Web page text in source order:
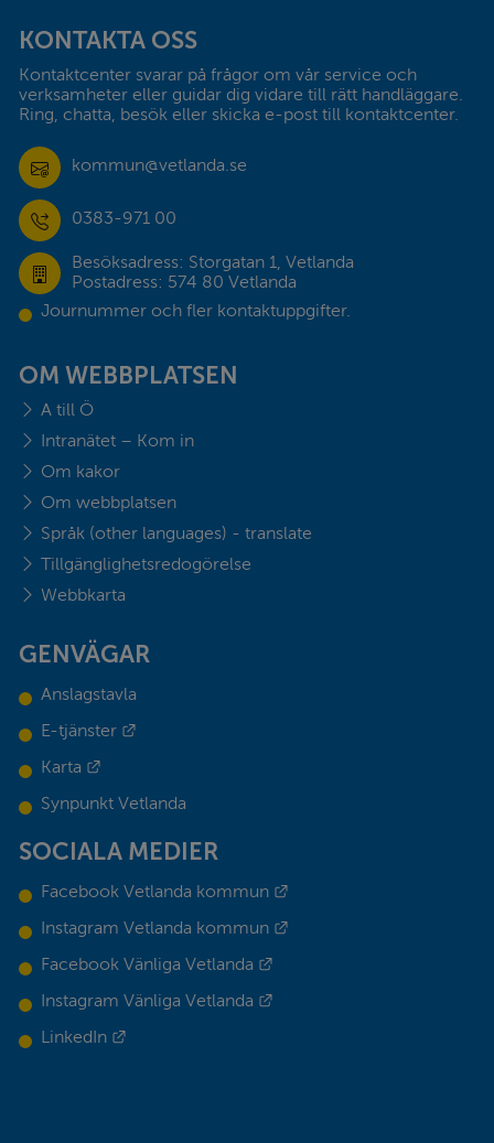
KONTAKTA OSS
Kontaktcenter svarar på frågor om vår service och
verksamheter eller guidar dig vidare till rätt handläggare.
Ring, chatta, besök eller skicka e-post till kontaktcenter.
kommun@vetlanda.se
0383-971 00
Besöksadress: Storgatan 1, Vetlanda
Postadress: 574 80 Vetlanda
Journummer och fler kontaktuppgifter.
OM WEBBPLATSEN
A till Ö
Intranätet – Kom in
Om kakor
Om webbplatsen
Språk (other languages) - translate
Tillgänglighetsredogörelse
Webbkarta
GENVÄGAR
Anslagstavla
E-tjänster
Karta
Synpunkt Vetlanda
SOCIALA MEDIER
Facebook Vetlanda kommun
Instagram Vetlanda kommun
Facebook Vänliga Vetlanda
Instagram Vänliga Vetlanda
LinkedIn